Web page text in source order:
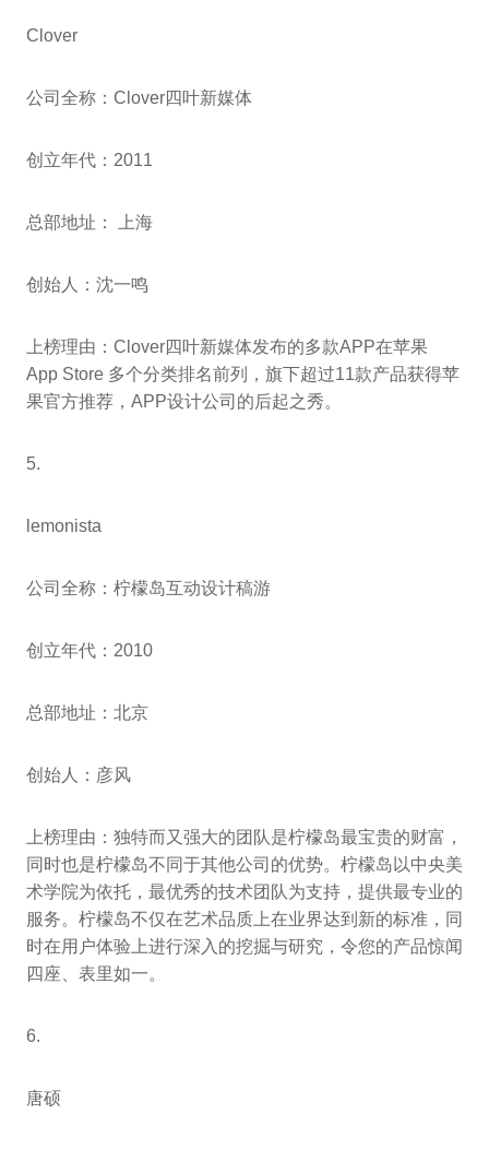
Clover
公司全称：Clover四叶新媒体
创立年代：2011
总部地址： 上海
创始人：沈一鸣
上榜理由：Clover四叶新媒体发布的多款APP在苹果
App Store 多个分类排名前列，旗下超过11款产品获得苹
果官方推荐，APP设计公司的后起之秀。
5.
lemonista
公司全称：柠檬岛互动设计稿游
创立年代：2010
总部地址：北京
创始人：彦风
上榜理由：独特而又强大的团队是柠檬岛最宝贵的财富，
同时也是柠檬岛不同于其他公司的优势。柠檬岛以中央美
术学院为依托，最优秀的技术团队为支持，提供最专业的
服务。柠檬岛不仅在艺术品质上在业界达到新的标准，同
时在用户体验上进行深入的挖掘与研究，令您的产品惊闻
四座、表里如一。
6.
唐硕